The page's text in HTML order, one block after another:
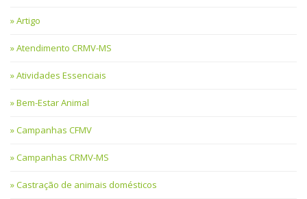
Artigo
Atendimento CRMV-MS
Atividades Essenciais
Bem-Estar Animal
Campanhas CFMV
Campanhas CRMV-MS
Castração de animais domésticos